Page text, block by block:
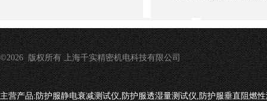
©2026 版权所有 上海千实精密机电科技有限公司
主营产品:防护服静电衰减测试仪,防护服透湿量测试仪,防护服垂直阻燃